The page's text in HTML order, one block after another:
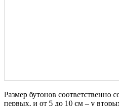
Размер бутонов соответственно
первых, и от 5 до 10 см – у